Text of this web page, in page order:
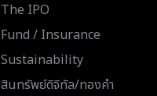
The IPO
Fund / Insurance
Sustainability
สินทรัพย์ดิจิทัล/ทองคำ